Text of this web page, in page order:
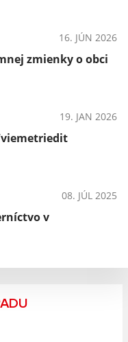
16. JÚN 2026
zmienky o obci
19. JAN 2026
08. JÚL 2025
v